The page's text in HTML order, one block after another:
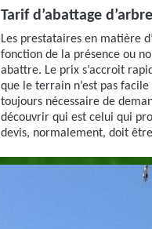
Tarif d’abattage
Les prestataires en matière
fonction de la présence ou
abattre. Le prix s’accroit
que le terrain n’est pas
toujours nécessaire de
découvrir qui est celui qui
devis, normalement, doit